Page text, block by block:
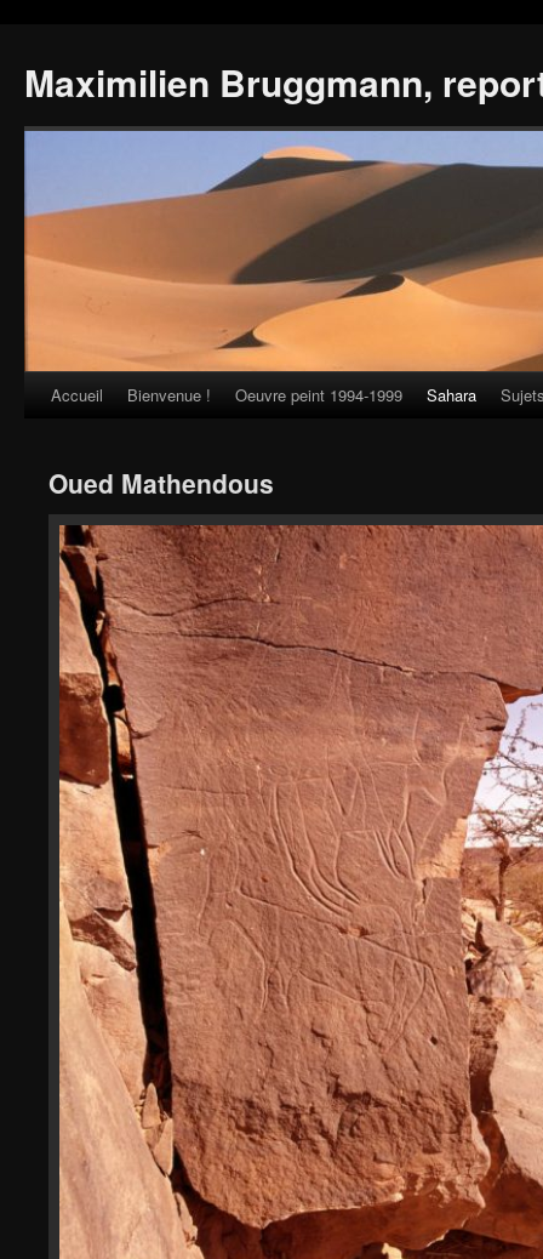
Maximilien Bruggmann,
Skip
content
Accueil Bienvenue ! Oeuvre peint 1994-1999 Sahara
Oued Mathendous